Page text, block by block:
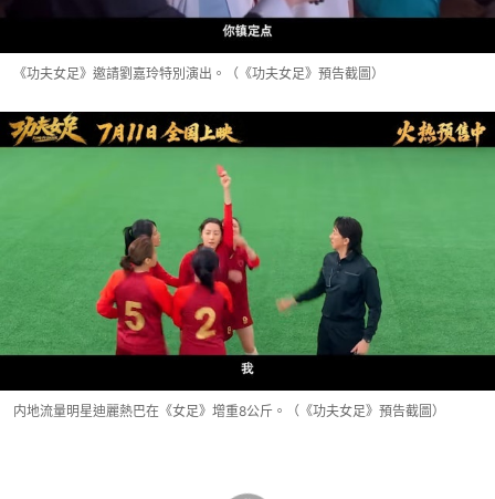
《功夫女足》邀請劉嘉玲特別演出。（《功夫女足》預告截圖）
内地流量明星迪麗熱巴在《女足》增重8公斤。（《功夫女足》預告截圖）